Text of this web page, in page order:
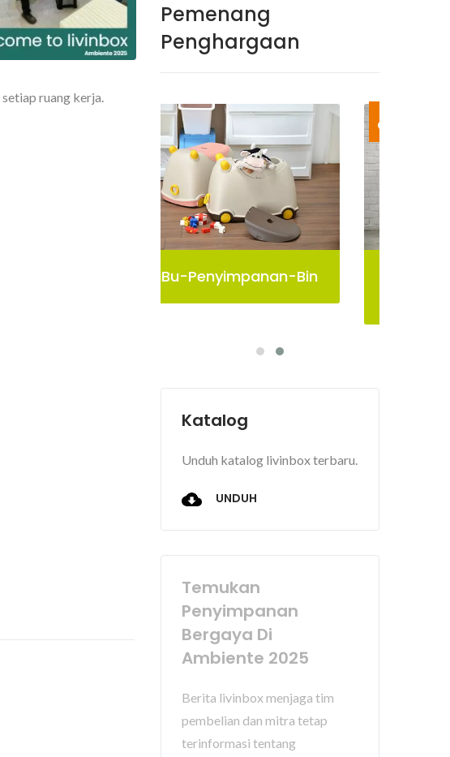
ruang kerja.
Pemenang
Penghargaan
Kotak Penyimpanan
Katalog
Unduh katalog livinbox terbaru.
UNDUH
Temukan
Penyimpanan
Bergaya Di
Ambiente 2025
Berita livinbox menjaga tim
pembelian dan mitra tetap
terinformasi tentang